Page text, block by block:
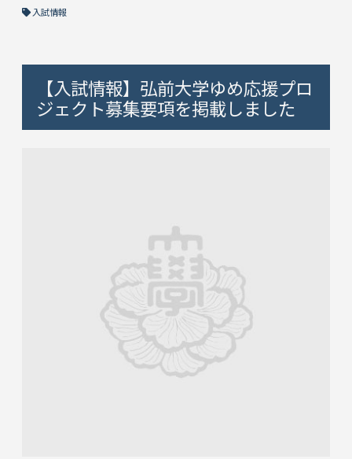
入試情報
【入試情報】弘前大学ゆめ応援プロ
ジェクト募集要項を掲載しました